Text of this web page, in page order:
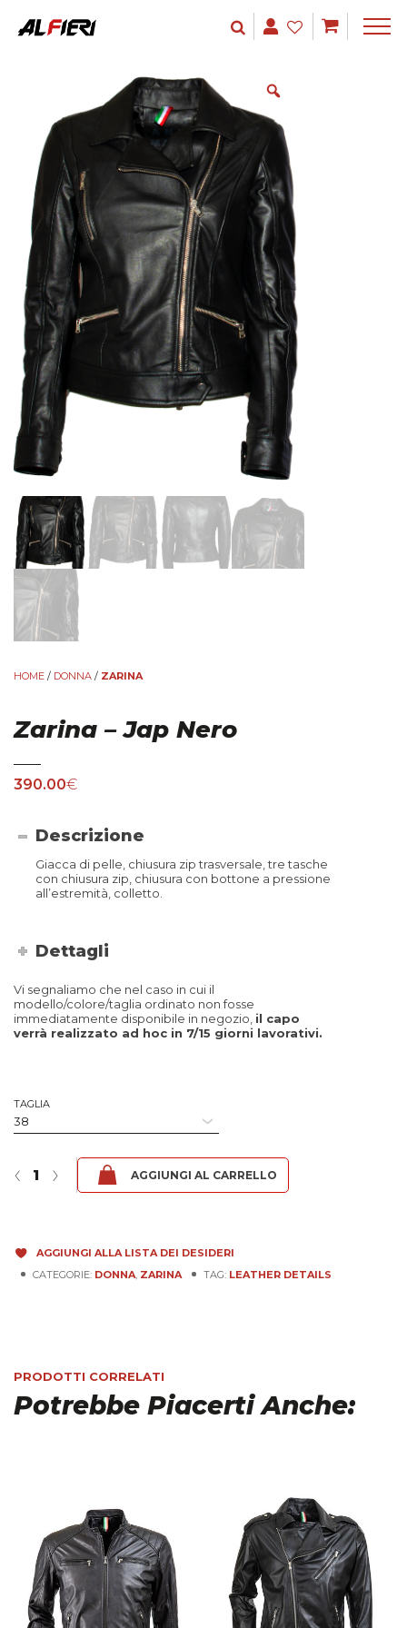
HOME / DONNA / ZARINA
Zarina – Jap Nero
390.00€
Descrizione
Giacca di pelle, chiusura zip trasversale, tre tasche
con chiusura zip, chiusura con bottone a pressione
all’estremità, colletto.
Dettagli
Vi segnaliamo che nel caso in cui il
modello/colore/taglia ordinato non fosse
immediatamente disponibile in negozio, il capo
verrà realizzato ad hoc in 7/15 giorni lavorativi.
TAGLIA
Zarina - Jap Nero quantità
›
‹ AGGIUNGI AL CARRELLO
AGGIUNGI ALLA LISTA DEI DESIDERI
CATEGORIE: DONNA, ZARINA TAG: LEATHER DETAILS
PRODOTTI CORRELATI
Potrebbe Piacerti Anche: